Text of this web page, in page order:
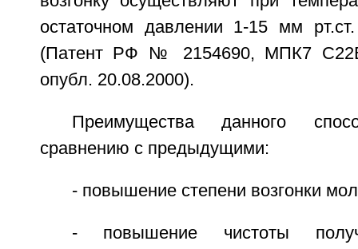
остаточном давлении 1-15 мм
(Патент РФ № 2154690, МПК7
опубл. 20.08.2000).
Преимущества данного
сравнению с предыдущими:
- повышение степени возгонки
- повышение чистоты